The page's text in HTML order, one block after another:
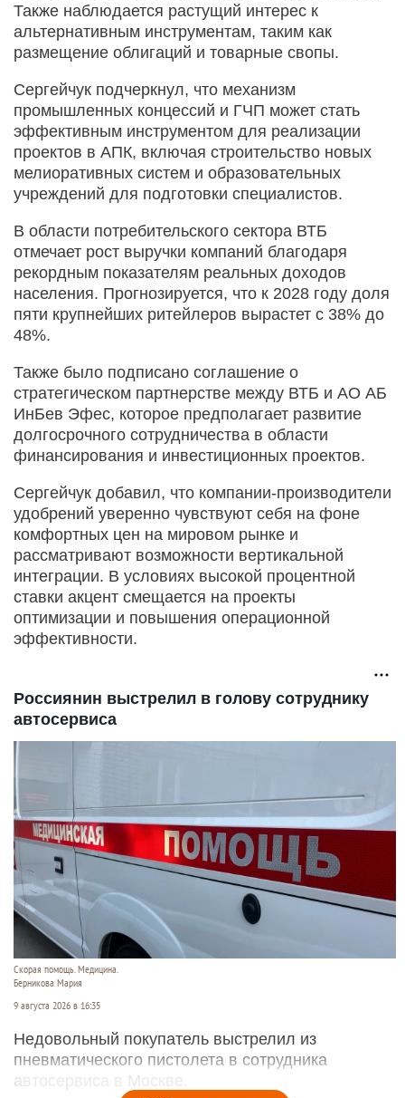
Также наблюдается растущий интерес к
альтернативным инструментам, таким как
размещение облигаций и товарные свопы.
Сергейчук подчеркнул, что механизм
промышленных концессий и ГЧП может стать
эффективным инструментом для реализации
проектов в АПК, включая строительство новых
мелиоративных систем и образовательных
учреждений для подготовки специалистов.
В области потребительского сектора ВТБ
отмечает рост выручки компаний благодаря
рекордным показателям реальных доходов
населения. Прогнозируется, что к 2028 году доля
пяти крупнейших ритейлеров вырастет с 38% до
48%.
Также было подписано соглашение о
стратегическом партнерстве между ВТБ и АО АБ
ИнБев Эфес, которое предполагает развитие
долгосрочного сотрудничества в области
финансирования и инвестиционных проектов.
Сергейчук добавил, что компании-производители
удобрений уверенно чувствуют себя на фоне
комфортных цен на мировом рынке и
рассматривают возможности вертикальной
интеграции. В условиях высокой процентной
ставки акцент смещается на проекты
оптимизации и повышения операционной
эффективности.
Россиянин выстрелил в голову сотруднику
автосервиса
Скорая помощь. Медицина.
Берникова Мария
9 августа 2026 в 16:35
Недовольный покупатель выстрелил из
пневматического пистолета в сотрудника
автосервиса в Москве.